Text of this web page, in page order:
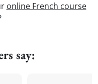
online French course
say: